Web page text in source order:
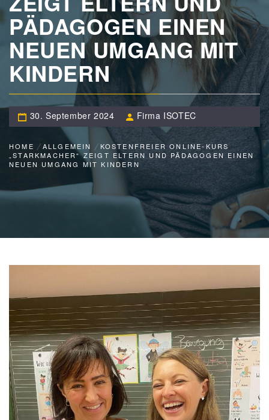
PÄDAGOGEN EINEN
NEUEN UMGANG MIT
KINDERN
30. September 2024 Firma ISOTEC
HOME ALLGEMEIN
KOSTENFREIER ONLINE-KURS
„STARKMACHER“ ZEIGT ELTERN UND PÄDAGOGEN EINEN
NEUEN UMGANG MIT KINDERN